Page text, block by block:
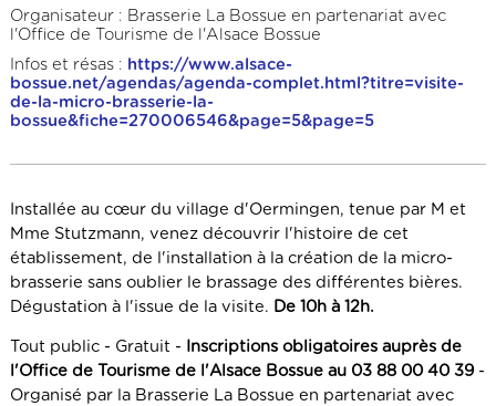
Organisateur : Brasserie La Bossue en partenariat avec
l'Office de Tourisme de l'Alsace Bossue
Infos et résas : https://www.alsace-
bossue.net/agendas/agenda-complet.html?titre=visite-
de-la-micro-brasserie-la-
bossue&fiche=270006546&page=5&page=5
Installée au cœur du village d'Oermingen, tenue par M et
Mme Stutzmann, venez découvrir l'histoire de cet
établissement, de l'installation à la création de la micro-
brasserie sans oublier le brassage des différentes bières.
Dégustation à l'issue de la visite. De 10h à 12h.
Tout public - Gratuit - Inscriptions obligatoires auprès de
l'Office de Tourisme de l'Alsace Bossue au 03 88 00 40 39-
Organisé par la Brasserie La Bossue en partenariat avec